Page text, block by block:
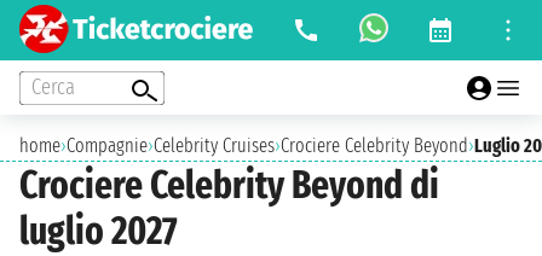
Cerca
home›Compagnie›Celebrity Cruises›Crociere Celebrity Beyond›Luglio
Crociere Celebrity Beyond di
luglio 2027